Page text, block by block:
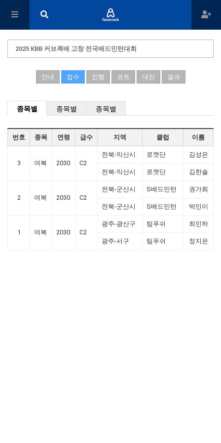
2025 KBB 커브콕배 고창 전국배드민턴대회
안내 접수 진행 코트 대진 결과
종목별 종목별 종목별
번호 종목 연령 급수 지역 클럽 이름
3 여복 2030 C2
전북-익산시 로캣단 김성은
전북-익산시 로캣단 김한솔
2 여복 2030 C2
전북-군산시 S배드민턴 권가희
전북-군산시 S배드민턴 박민이
1 여복 2030 C2
광주-광산구 팀푸쉬 최민하
광주-서구 팀푸쉬 정지은